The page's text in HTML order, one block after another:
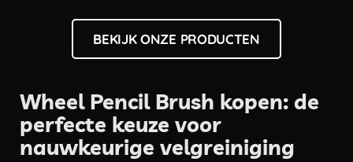
BEKIJK ONZE PRODUCTEN
Wheel Pencil Brush kopen: de
perfecte keuze voor
nauwkeurige velgreiniging